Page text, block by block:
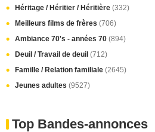
Héritage / Héritier / Héritière (332)
Meilleurs films de frères (706)
Ambiance 70's - années 70 (894)
Deuil / Travail de deuil (712)
Famille / Relation familiale (2645)
Jeunes adultes (9527)
Top Bandes-annonces